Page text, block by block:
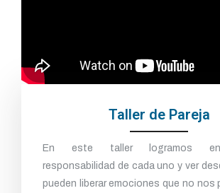
Taller de Pareja
En este taller logramos
responsabilidad de cada uno y ver
pueden liberar emociones que no nos